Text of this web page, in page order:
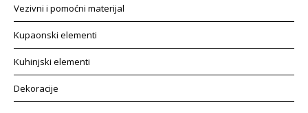
Vezivni i pomoćni materijal
Kupaonski elementi
Kuhinjski elementi
Dekoracije